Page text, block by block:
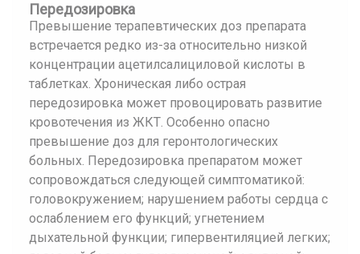
Передозировка
Превышение терапевтических доз препарата
встречается редко из-за относительно низкой
концентрации ацетилсалициловой кислоты в
таблетках. Хроническая либо острая
передозировка может провоцировать развитие
кровотечения из ЖКТ. Особенно опасно
превышение доз для геронтологических
больных. Передозировка препаратом может
сопровождаться следующей симптоматикой:
головокружением; нарушением работы сердца с
ослаблением его функций; угнетением
дыхательной функции; гипервентиляцией легких;